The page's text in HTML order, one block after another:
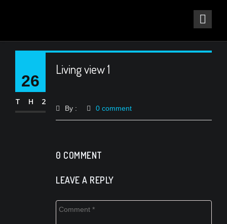
26
TH2
Living view 1
By : 0 comment
0 COMMENT
LEAVE A REPLY